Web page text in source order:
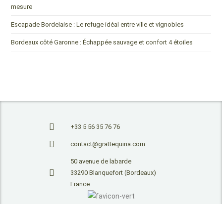
mesure
Escapade Bordelaise : Le refuge idéal entre ville et vignobles
Bordeaux côté Garonne : Échappée sauvage et confort 4 étoiles
+33 5 56 35 76 76
contact@grattequina.com
50 avenue de labarde
33290 Blanquefort (Bordeaux)
France